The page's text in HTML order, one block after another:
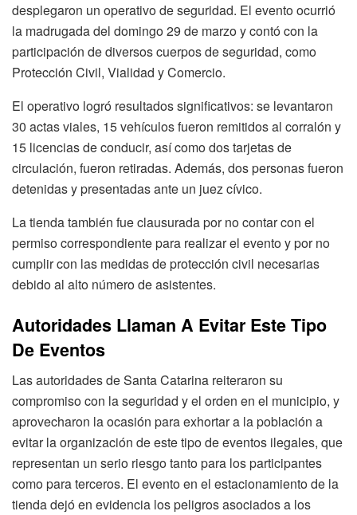
desplegaron un operativo de seguridad. El evento ocurrió
la madrugada del domingo 29 de marzo y contó con la
participación de diversos cuerpos de seguridad, como
Protección Civil, Vialidad y Comercio.
El operativo logró resultados significativos: se levantaron
30 actas viales, 15 vehículos fueron remitidos al corralón y
15 licencias de conducir, así como dos tarjetas de
circulación, fueron retiradas. Además, dos personas fueron
detenidas y presentadas ante un juez cívico.
La tienda también fue clausurada por no contar con el
permiso correspondiente para realizar el evento y por no
cumplir con las medidas de protección civil necesarias
debido al alto número de asistentes.
Autoridades Llaman A Evitar Este Tipo
De Eventos
Las autoridades de Santa Catarina reiteraron su
compromiso con la seguridad y el orden en el municipio, y
aprovecharon la ocasión para exhortar a la población a
evitar la organización de este tipo de eventos ilegales, que
representan un serio riesgo tanto para los participantes
como para terceros. El evento en el estacionamiento de la
tienda dejó en evidencia los peligros asociados a los